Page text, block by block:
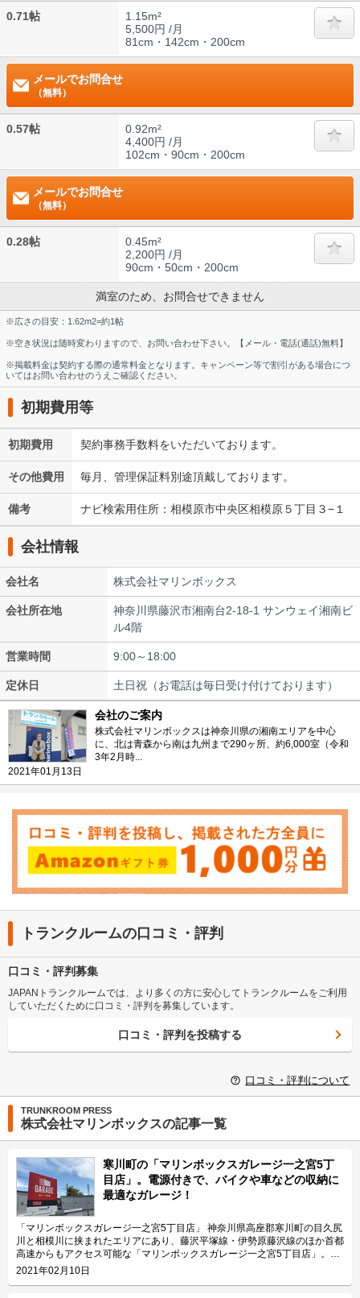
0.71帖
1.15m²
5,500円 /月
81cm・142cm・200cm
メールでお問合せ
（無料）
0.57帖
0.92m²
4,400円 /月
102cm・90cm・200cm
メールでお問合せ
（無料）
0.28帖
0.45m²
2,200円 /月
90cm・50cm・200cm
満室のため、お問合せできません
※広さの目安：1.62m2=約1帖
※空き状況は随時変わりますので、お問い合わせ下さい。【メール・電話(通話)無料】
※掲載料金は契約する際の通常料金となります。キャンペーン等で割引がある場合につ
いてはお問い合わせのうえご確認ください。
初期費用等
初期費用 契約事務手数料をいただいております。
その他費用 毎月、管理保証料別途頂戴しております。
備考 ナビ検索用住所：相模原市中央区相模原５丁目３−１
会社情報
会社名 株式会社マリンボックス
会社所在地
神奈川県藤沢市湘南台2-18-1 サンウェイ湘南ビ
ル4階
営業時間 9:00～18:00
定休日 土日祝（お電話は毎日受け付けております）
2021年01月13日
会社のご案内
株式会社マリンボックスは神奈川県の湘南エリアを中心
に、北は青森から南は九州まで290ヶ所、約6,000室（令和
3年2月時...
トランクルームの口コミ・評判
口コミ・評判募集
JAPANトランクルームでは、より多くの方に安心してトランクルームをご利用
していただくために口コミ・評判を募集しています。
口コミ・評判を投稿する
口コミ・評判について
TRUNKROOM PRESS
株式会社マリンボックスの記事一覧
寒川町の「マリンボックスガレージ一之宮5丁
目店」。電源付きで、バイクや車などの収納に
最適なガレージ！
「マリンボックスガレージ一之宮5丁目店」 神奈川県高座郡寒川町の目久尻
川と相模川に挟まれたエリアにあり、藤沢平塚線・伊勢原藤沢線のほか首都
高速からもアクセス可能な「マリンボックスガレージ一之宮5丁目店」。最
寄り駅はJR相模線の寒川駅です。 運営会社は、平成4年から30年近くトラ
ンクルーム事業を運営する株式会社マリンボックス。湘南エリアを中心に全
2021年02月10日